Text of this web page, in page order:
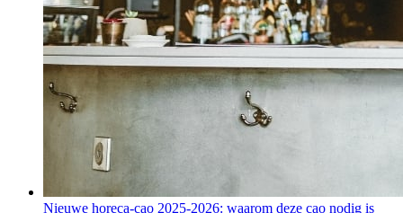
Nieuwe horeca-cao 2025-2026: waarom deze cao nodig is